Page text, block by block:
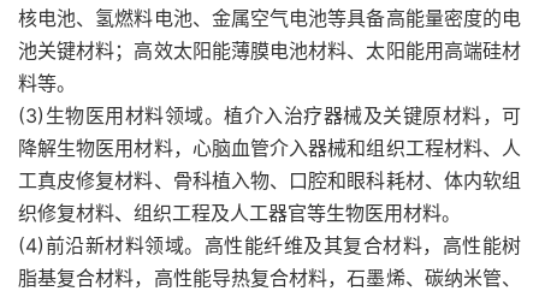
核电池、氢燃料电池、金属空气电池等具备高能量密度的电
池关键材料；高效太阳能薄膜电池材料、太阳能用高端硅材
料等。
(3)生物医用材料领域。植介入治疗器械及关键原材料，可
降解生物医用材料，心脑血管介入器械和组织工程材料、人
工真皮修复材料、骨科植入物、口腔和眼科耗材、体内软组
织修复材料、组织工程及人工器官等生物医用材料。
(4)前沿新材料领域。高性能纤维及其复合材料，高性能树
脂基复合材料，高性能导热复合材料，石墨烯、碳纳米管、